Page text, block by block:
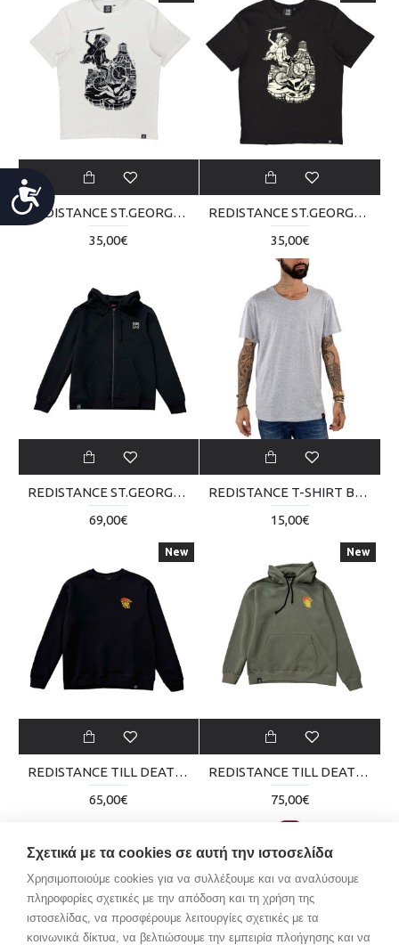
Accessibility
REDISTANCE ST.GEORGE TEE RDU124TB01-0707
35,00€
REDISTANCE ST.GEORGE TEE RDU124TB01-2020
35,00€
REDISTANCE ST.GEORGE ZIP HOODIE RDU224TC02-2020
69,00€
REDISTANCE T-SHIRT BASIC RDBSM2TS000-06 RDBSM2TS000-06
15,00€
New
REDISTANCE TILL DEATH CREW NECK RDU224TA03-2020
65,00€
New
REDISTANCE TILL DEATH HOODIE RDU224TM02-5252
75,00€
Σχετικά με τα cookies σε αυτή την ιστοσελίδα
Χρησιμοποιούμε cookies για να συλλέξουμε και να αναλύσουμε
πληροφορίες σχετικές με την απόδοση και τη χρήση της
ιστοσελίδας, να προσφέρουμε λειτουργίες σχετικές με τα
κοινωνικά δίκτυα, να βελτιώσουμε την εμπειρία πλοήγησης και να